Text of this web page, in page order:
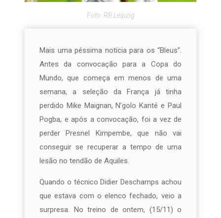
Foto: RB Leipzig
Mais uma péssima notícia para os “Bleus”.
Antes da convocação para a Copa do
Mundo, que começa em menos de uma
semana, a seleção da França já tinha
perdido Mike Maignan, N’golo Kanté e Paul
Pogba, e após a convocação, foi a vez de
perder Presnel Kimpembe, que não vai
conseguir se recuperar a tempo de uma
lesão no tendão de Aquiles.
Quando o técnico Didier Deschamps achou
que estava com o elenco fechado, veio a
surpresa. No treino de ontem, (15/11) o